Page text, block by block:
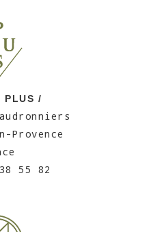
PLUS /
Provence
55 82